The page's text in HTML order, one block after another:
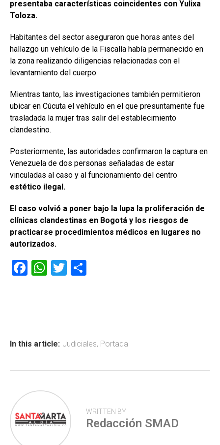
presentaba características coincidentes con Yulixa
Toloza.
Habitantes del sector aseguraron que horas antes del
hallazgo un vehículo de la Fiscalía había permanecido en
la zona realizando diligencias relacionadas con el
levantamiento del cuerpo.
Mientras tanto, las investigaciones también permitieron
ubicar en Cúcuta el vehículo en el que presuntamente fue
trasladada la mujer tras salir del establecimiento
clandestino.
Posteriormente, las autoridades confirmaron la captura en
Venezuela de dos personas señaladas de estar
vinculadas al caso y al funcionamiento del centro
estético ilegal.
El caso volvió a poner bajo la lupa la proliferación de
clínicas clandestinas en Bogotá y los riesgos de
practicarse procedimientos médicos en lugares no
autorizados.
F
ok
W
p
T
tir
In this article: Judiciales, Portada
WRITTEN BY
Redacción SMAD